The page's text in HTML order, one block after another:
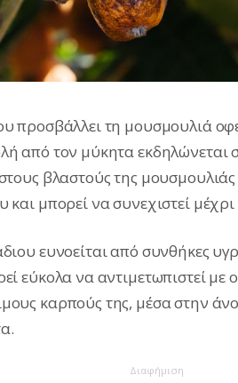
προσβάλλει τη μουσμουλιά
από τον μύκητα εκδηλώνεται
βλαστούς της μουσμουλιάς
μπορεί να συνεχιστεί μέχρι
ευνοείται από συνθήκες
εύκολα να αντιμετωπιστεί με
καρπούς της, μέσα στην
Διαφήμιση